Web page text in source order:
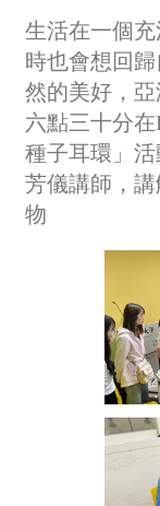
生活在一個
時也會想回
然的美好，
六點三十分
種子耳環」
芳儀講師，
物